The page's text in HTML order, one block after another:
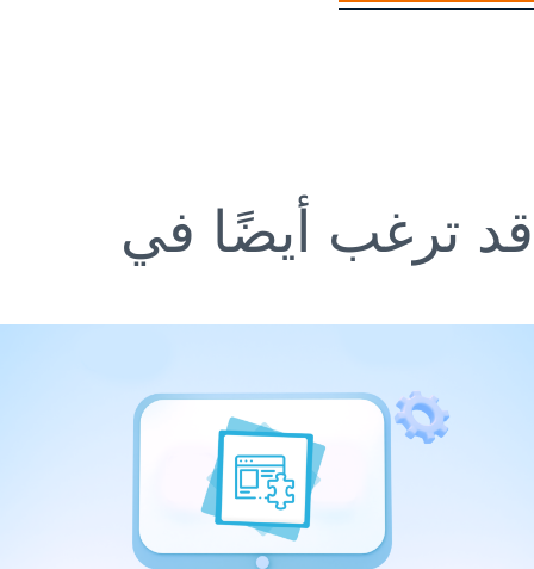
قد ترغب أيضًا في